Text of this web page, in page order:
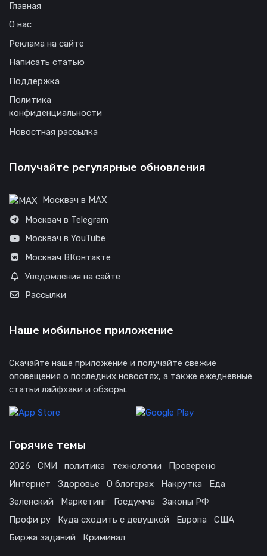
Главная
О нас
Реклама на сайте
Написать статью
Поддержка
Политика
конфиденциальности
Новостная рассылка
Получайте регулярные обновления
Москвач в MAX
Москвач в Telegram
Москвач в YouTube
Москвач ВКонтакте
Уведомления на сайте
Рассылки
Наше мобильное приложение
Скачайте наше приложение и получайте свежие
оповещения о последних новостях, а также ежедневные
статьи лайфхаки и обзоры.
Горячие темы
2026 СМИ политика технологии
Проверено
Интернет
Здоровье О блогерах Накрутка
Еда
Зеленский
Маркетинг Госдумма
Законы РФ
Профи ру
Куда сходить с девушкой Европа
США
Биржа заданий
Криминал